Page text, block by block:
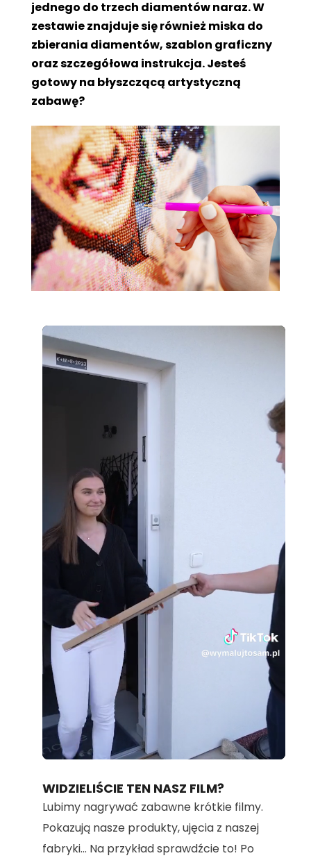
jednego do trzech diamentów naraz. W
zestawie znajduje się również miska do
zbierania diamentów, szablon graficzny
oraz szczegółowa instrukcja. Jesteś
gotowy na błyszczącą artystyczną
zabawę?
Unmute Loaded
100.00%
WIDZIELIŚCIE TEN NASZ FILM?
Lubimy nagrywać zabawne krótkie filmy.
Pokazują nasze produkty, ujęcia z naszej
fabryki... Na przykład sprawdźcie to! Po